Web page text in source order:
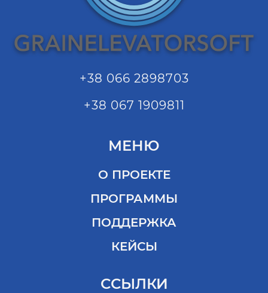
+38 066 2898703
+38 067 1909811
МЕНЮ
О ПРОЕКТЕ
ПРОГРАММЫ
ПОДДЕРЖКА
КЕЙСЫ
ССЫЛКИ